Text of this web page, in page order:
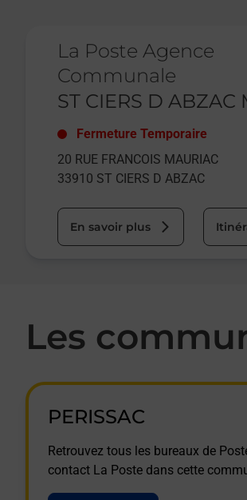
La Poste Agence
Communale
ST CIERS D ABZAC
Fermeture Temporaire
20 RUE FRANCOIS MAURIAC
33910 ST CIERS D ABZAC
En savoir plus
Les
PERISSAC
Retrouvez tous les bureaux de
contact La Poste dans cette